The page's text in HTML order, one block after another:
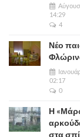
14:29
4
Νέο
02:17
0
Η
στα